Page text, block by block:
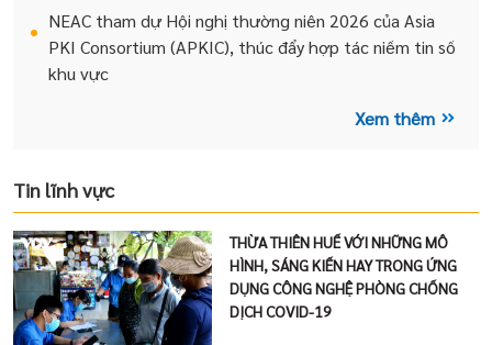
NEAC tham dự Hội nghị thường niên 2026 của Asia
PKI Consortium (APKIC), thúc đẩy hợp tác niềm tin số
khu vực
Xem thêm
Tin lĩnh vực
THỪA THIÊN HUẾ VỚI NHỮNG MÔ
HÌNH, SÁNG KIẾN HAY TRONG ỨNG
DỤNG CÔNG NGHỆ PHÒNG CHỐNG
DỊCH COVID-19